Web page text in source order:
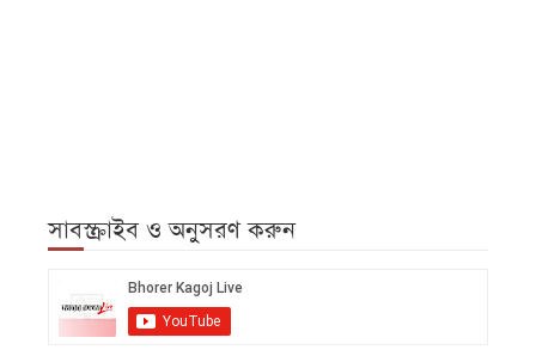
সাবস্ক্রাইব ও অনুসরণ করুন